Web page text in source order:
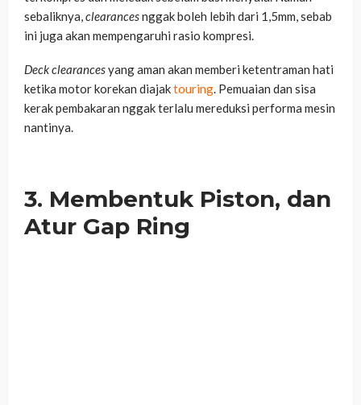
sebaliknya,clearancesnggak boleh lebih dari 1,5mm, sebab
ini juga akan mempengaruhi rasio kompresi.
Deck clearancesyang aman akan memberi ketentraman hati
ketika motor korekan diajaktouring. Pemuaian dan sisa
kerak pembakaran nggak terlalu mereduksi performa mesin
nantinya.
3. Membentuk Piston, dan
Atur Gap Ring